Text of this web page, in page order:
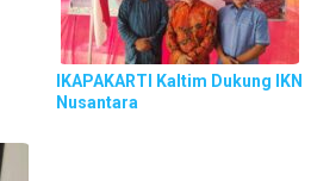
IKAPAKARTI Kaltim Dukung IKN
Nusantara